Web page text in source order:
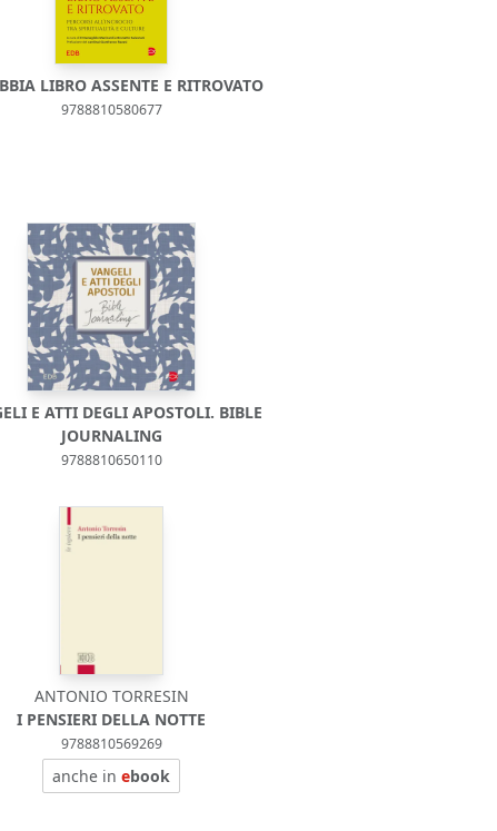
LIBRO ASSENTE E RITROVATO
9788810580677
E ATTI DEGLI APOSTOLI. BIBLE
JOURNALING
9788810650110
ANTONIO TORRESIN
I PENSIERI DELLA NOTTE
9788810569269
anche inebook